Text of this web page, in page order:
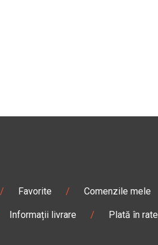
/ Favorite / Comenzile mele
Informații livrare / Plată în rate